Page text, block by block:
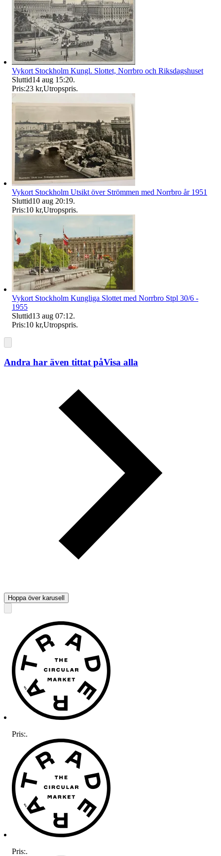
Vykort Stockholm Kungl. Slottet, Norrbro och Riksdagshuset
Sluttid14 aug 15:20.
Pris:23 kr,Utropspris.
Vykort Stockholm Utsikt över Strömmen med Norrbro år 1951
Sluttid10 aug 20:19.
Pris:10 kr,Utropspris.
Vykort Stockholm Kungliga Slottet med Norrbro Stpl 30/6 -
1955
Sluttid13 aug 07:12.
Pris:10 kr,Utropspris.
Andra har även tittat påVisa alla
Hoppa över karusell
Pris:.
Pris:.